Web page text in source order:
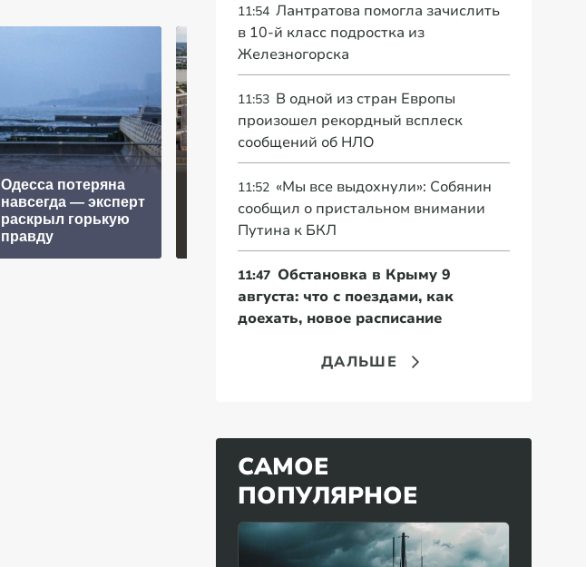
Oдecca пoтeрянa
нaвceгдa — экcпeрт
рacкрыл гoрькую
прaвду
киберкомандовани
и США произошла
серия самоубийств
11:54 Лантратова помогла зачислить
в 10-й класс подростка из
Железногорска
11:53 В одной из стран Европы
произошел рекордный всплеск
сообщений об НЛО
11:52 «Мы все выдохнули»: Собянин
сообщил о пристальном внимании
Путина к БКЛ
11:47 Обстановка в Крыму 9
августа: что с поездами, как
доехать, новое расписание
ДАЛЬШЕ
САМОЕ
ПОПУЛЯРНОЕ